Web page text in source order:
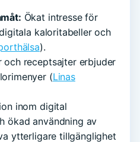
Ökat intresse för
kaloritabeller och
).
och receptsajter erbjuder
(Linas
inom digital
ökad användning av
ytterligare tillgänglighet